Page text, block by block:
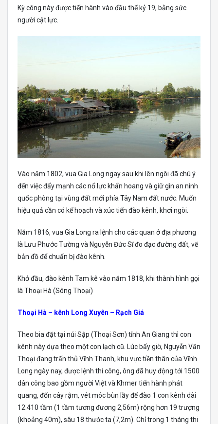
Kỳ công này được tiến hành vào đầu thế kỷ 19, bằng sức
người cật lực.
Vào năm 1802, vua Gia Long ngay sau khi lên ngôi đã chú ý
đến việc đẩy mạnh các nổ lực khẩn hoang và giữ gìn an ninh
quốc phòng tại vùng đất mới phía Tây Nam đất nước. Muốn
hiệu quả cần có kế hoạch và xúc tiến đào kênh, khơi ngòi.
Năm 1816, vua Gia Long ra lệnh cho các quan ở địa phương
là Lưu Phước Tường và Nguyễn Đức Sĩ đo đạc đường đất, vẽ
bản đồ để chuẩn bị đào kênh.
Khở đầu, đào kênh Tam kê vào năm 1818, khi thành hình gọi
là Thoại Hà (Sông Thoại)
Thoại Hà – kênh Long Xuyên – Rạch Giá
Theo bia đặt tại núi Sập (Thoại Sơn) tỉnh An Giang thì con
kênh này dựa theo một con lạch cũ. Lúc bấy giờ, Nguyễn Văn
Thoại đang trấn thủ Vĩnh Thanh, khu vực tiền thân của Vĩnh
Long ngày nay, được lệnh thi công, ông đã huy động tới 1500
dân công bao gồm người Việt và Khmer tiến hành phát
quang, đốn cây rậm, vét móc bùn lầy để đào 1 con kênh dài
12.410 tầm (1 tầm tương đương 2,56m) rộng hơn 19 trượng
(khoảng 40m), sâu 18 thước ta (7,2m). Chỉ trong 1 tháng thi